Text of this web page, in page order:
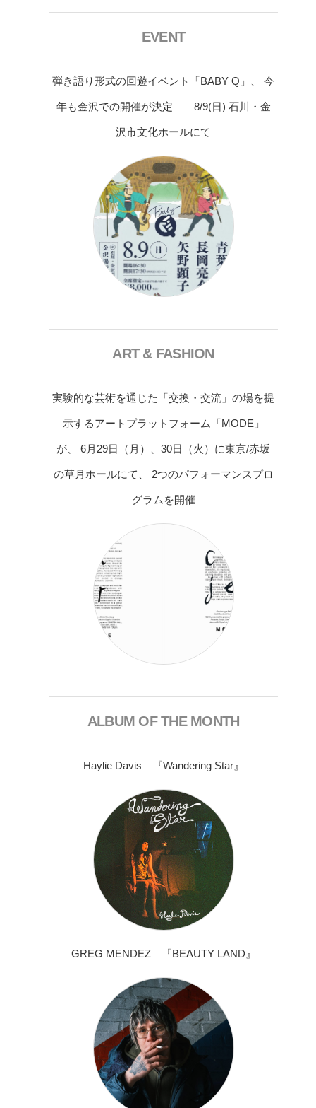
EVENT
弾き語り形式の回遊イベント「BABY Q」、 今
年も金沢での開催が決定 8/9(日) 石川・金
沢市文化ホールにて
ART & FASHION
実験的な芸術を通じた「交換・交流」の場を提
示するアートプラットフォーム「MODE」
が、 6月29日（月）、30日（火）に東京/赤坂
の草月ホールにて、 2つのパフォーマンスプロ
グラムを開催
ALBUM OF THE MONTH
Haylie Davis 『Wandering Star』
GREG MENDEZ 『BEAUTY LAND』